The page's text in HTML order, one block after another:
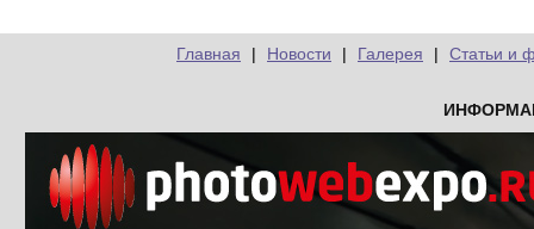
Главная | Новости | Галерея | Статьи и